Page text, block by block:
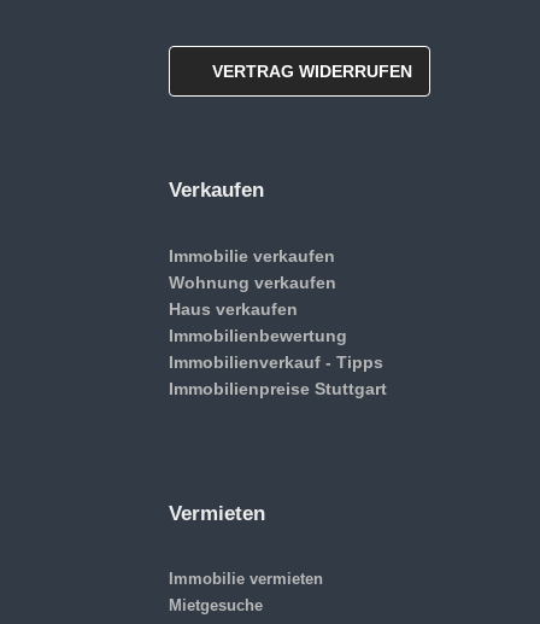
VERTRAG WIDERRUFEN
Verkaufen
Immobilie verkaufen
Wohnung verkaufen
Haus verkaufen
Immobilienbewertung
Immobilienverkauf - Tipps
Immobilienpreise Stuttgart
Vermieten
Immobilie vermieten
Mietgesuche